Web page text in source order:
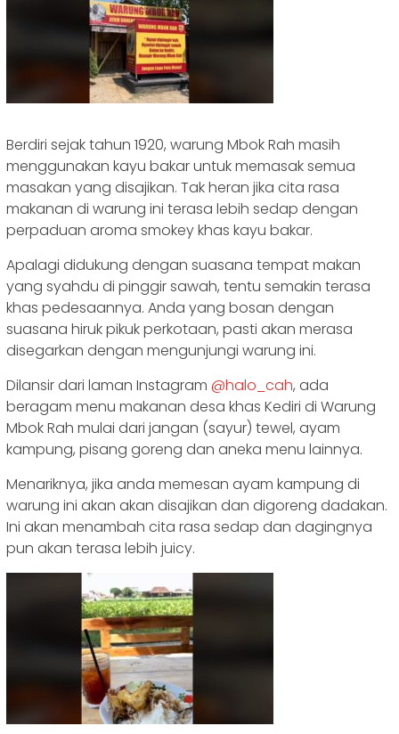
Berdiri sejak tahun 1920, warung Mbok Rah masih
menggunakan kayu bakar untuk memasak semua
masakan yang disajikan. Tak heran jika cita rasa
makanan di warung ini terasa lebih sedap dengan
perpaduan aroma smokey khas kayu bakar.
Apalagi didukung dengan suasana tempat makan
yang syahdu di pinggir sawah, tentu semakin terasa
khas pedesaannya. Anda yang bosan dengan
suasana hiruk pikuk perkotaan, pasti akan merasa
disegarkan dengan mengunjungi warung ini.
Dilansir dari laman Instagram @halo_cah, ada
beragam menu makanan desa khas Kediri di Warung
Mbok Rah mulai dari jangan (sayur) tewel, ayam
kampung, pisang goreng dan aneka menu lainnya.
Menariknya, jika anda memesan ayam kampung di
warung ini akan akan disajikan dan digoreng dadakan.
Ini akan menambah cita rasa sedap dan dagingnya
pun akan terasa lebih juicy.